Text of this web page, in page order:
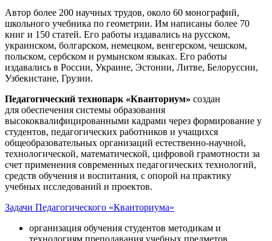
Автор более 200 научных трудов, около 60 монографий,
школьного учебника по геометрии. Им написаны более 70
книг и 150 статей. Его работы издавались на русском,
украинском, болгарском, немецком, венгерском, чешском,
польском, сербском и румынском языках. Его работы
издавались в России, Украине, Эстонии, Литве, Белоруссии,
Узбекистане, Грузии.
Педагогический технопарк «Кванториум» создан
для обеспечения системы образования
высококвалифицированными кадрами через формирование у
студентов, педагогических работников и учащихся
общеобразовательных организаций естественно-научной,
технологической, математической, цифровой грамотности за
счет применения современных педагогических технологий,
средств обучения и воспитания, с опорой на практику
учебных исследований и проектов.
Задачи Педагогического «Кванториума»
организация обучения студентов методикам и
технологиям преподавания учебных предметов